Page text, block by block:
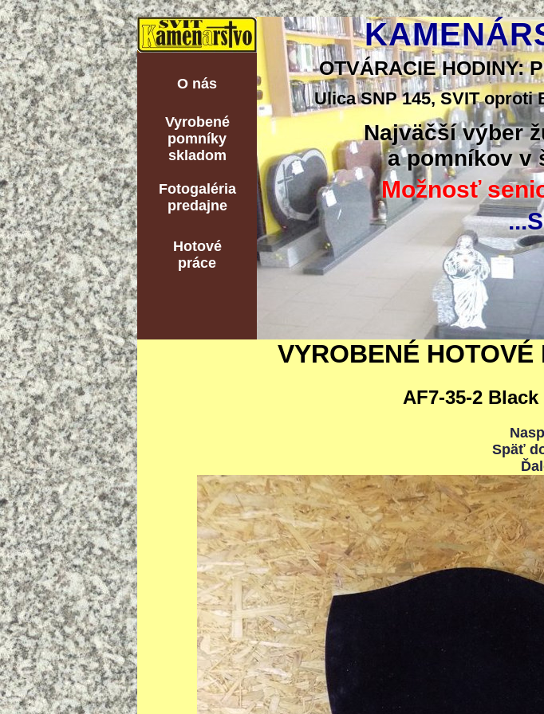
O nás
Vyrobené
pomníky
skladom
Fotogaléria
predajne
Hotové
práce
OTVÁRACIE HODINY:
Ulica SNP 145, SVIT oproti
Najväčší výber
a pomníkov v
Možnosť
VYROBENÉ
AF7-35-2
Späť